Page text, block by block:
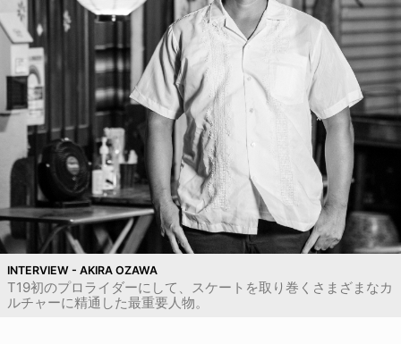
INTERVIEW - AKIRA OZAWA
T19初のプロライダーにして、スケートを取り巻くさまざまなカ
ルチャーに精通した最重要人物。